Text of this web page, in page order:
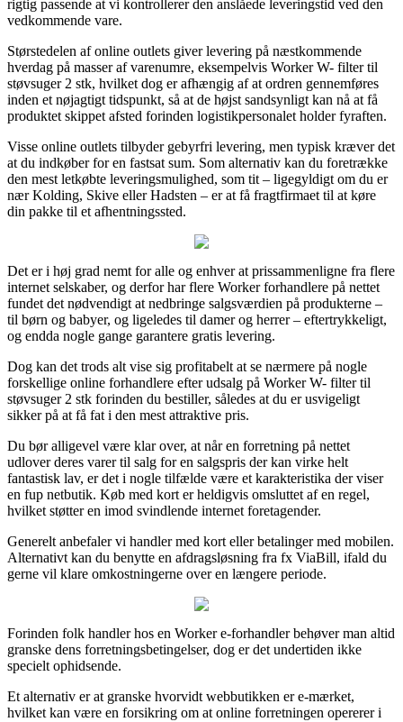
rigtig passende at vi kontrollerer den anslåede leveringstid ved den
vedkommende vare.
Størstedelen af online outlets giver levering på næstkommende
hverdag på masser af varenumre, eksempelvis Worker W- filter til
støvsuger 2 stk, hvilket dog er afhængig af at ordren gennemføres
inden et nøjagtigt tidspunkt, så at de højst sandsynligt kan nå at få
produktet skippet afsted forinden logistikpersonalet holder fyraften.
Visse online outlets tilbyder gebyrfri levering, men typisk kræver det
at du indkøber for en fastsat sum. Som alternativ kan du foretrække
den mest letkøbte leveringsmulighed, som tit – ligegyldigt om du er
nær Kolding, Skive eller Hadsten – er at få fragtfirmaet til at køre
din pakke til et afhentningssted.
Det er i høj grad nemt for alle og enhver at prissammenligne fra flere
internet selskaber, og derfor har flere Worker forhandlere på nettet
fundet det nødvendigt at nedbringe salgsværdien på produkterne –
til børn og babyer, og ligeledes til damer og herrer – eftertrykkeligt,
og endda nogle gange garantere gratis levering.
Dog kan det trods alt vise sig profitabelt at se nærmere på nogle
forskellige online forhandlere efter udsalg på Worker W- filter til
støvsuger 2 stk forinden du bestiller, således at du er usvigeligt
sikker på at få fat i den mest attraktive pris.
Du bør alligevel være klar over, at når en forretning på nettet
udlover deres varer til salg for en salgspris der kan virke helt
fantastisk lav, er det i nogle tilfælde være et karakteristika der viser
en fup netbutik. Køb med kort er heldigvis omsluttet af en regel,
hvilket støtter en imod svindlende internet foretagender.
Generelt anbefaler vi handler med kort eller betalinger med mobilen.
Alternativt kan du benytte en afdragsløsning fra fx ViaBill, ifald du
gerne vil klare omkostningerne over en længere periode.
Forinden folk handler hos en Worker e-forhandler behøver man altid
granske dens forretningsbetingelser, dog er det undertiden ikke
specielt ophidsende.
Et alternativ er at granske hvorvidt webbutikken er e-mærket,
hvilket kan være en forsikring om at online forretningen opererer i